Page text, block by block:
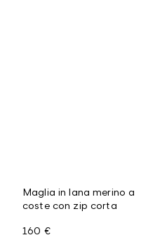
Maglia in lana merino a
coste con zip corta
160 €